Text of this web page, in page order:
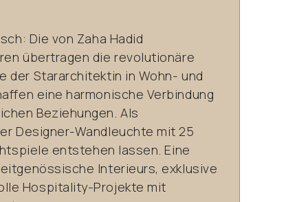
Die von Zaha Hadid
übertragen die revolutionäre
der Stararchitektin in Wohn- und
eine harmonische Verbindung
Beziehungen. Als
Designer-Wandleuchte mit 25
entstehen lassen. Eine
Interieurs, exklusive
Hospitality-Projekte mit